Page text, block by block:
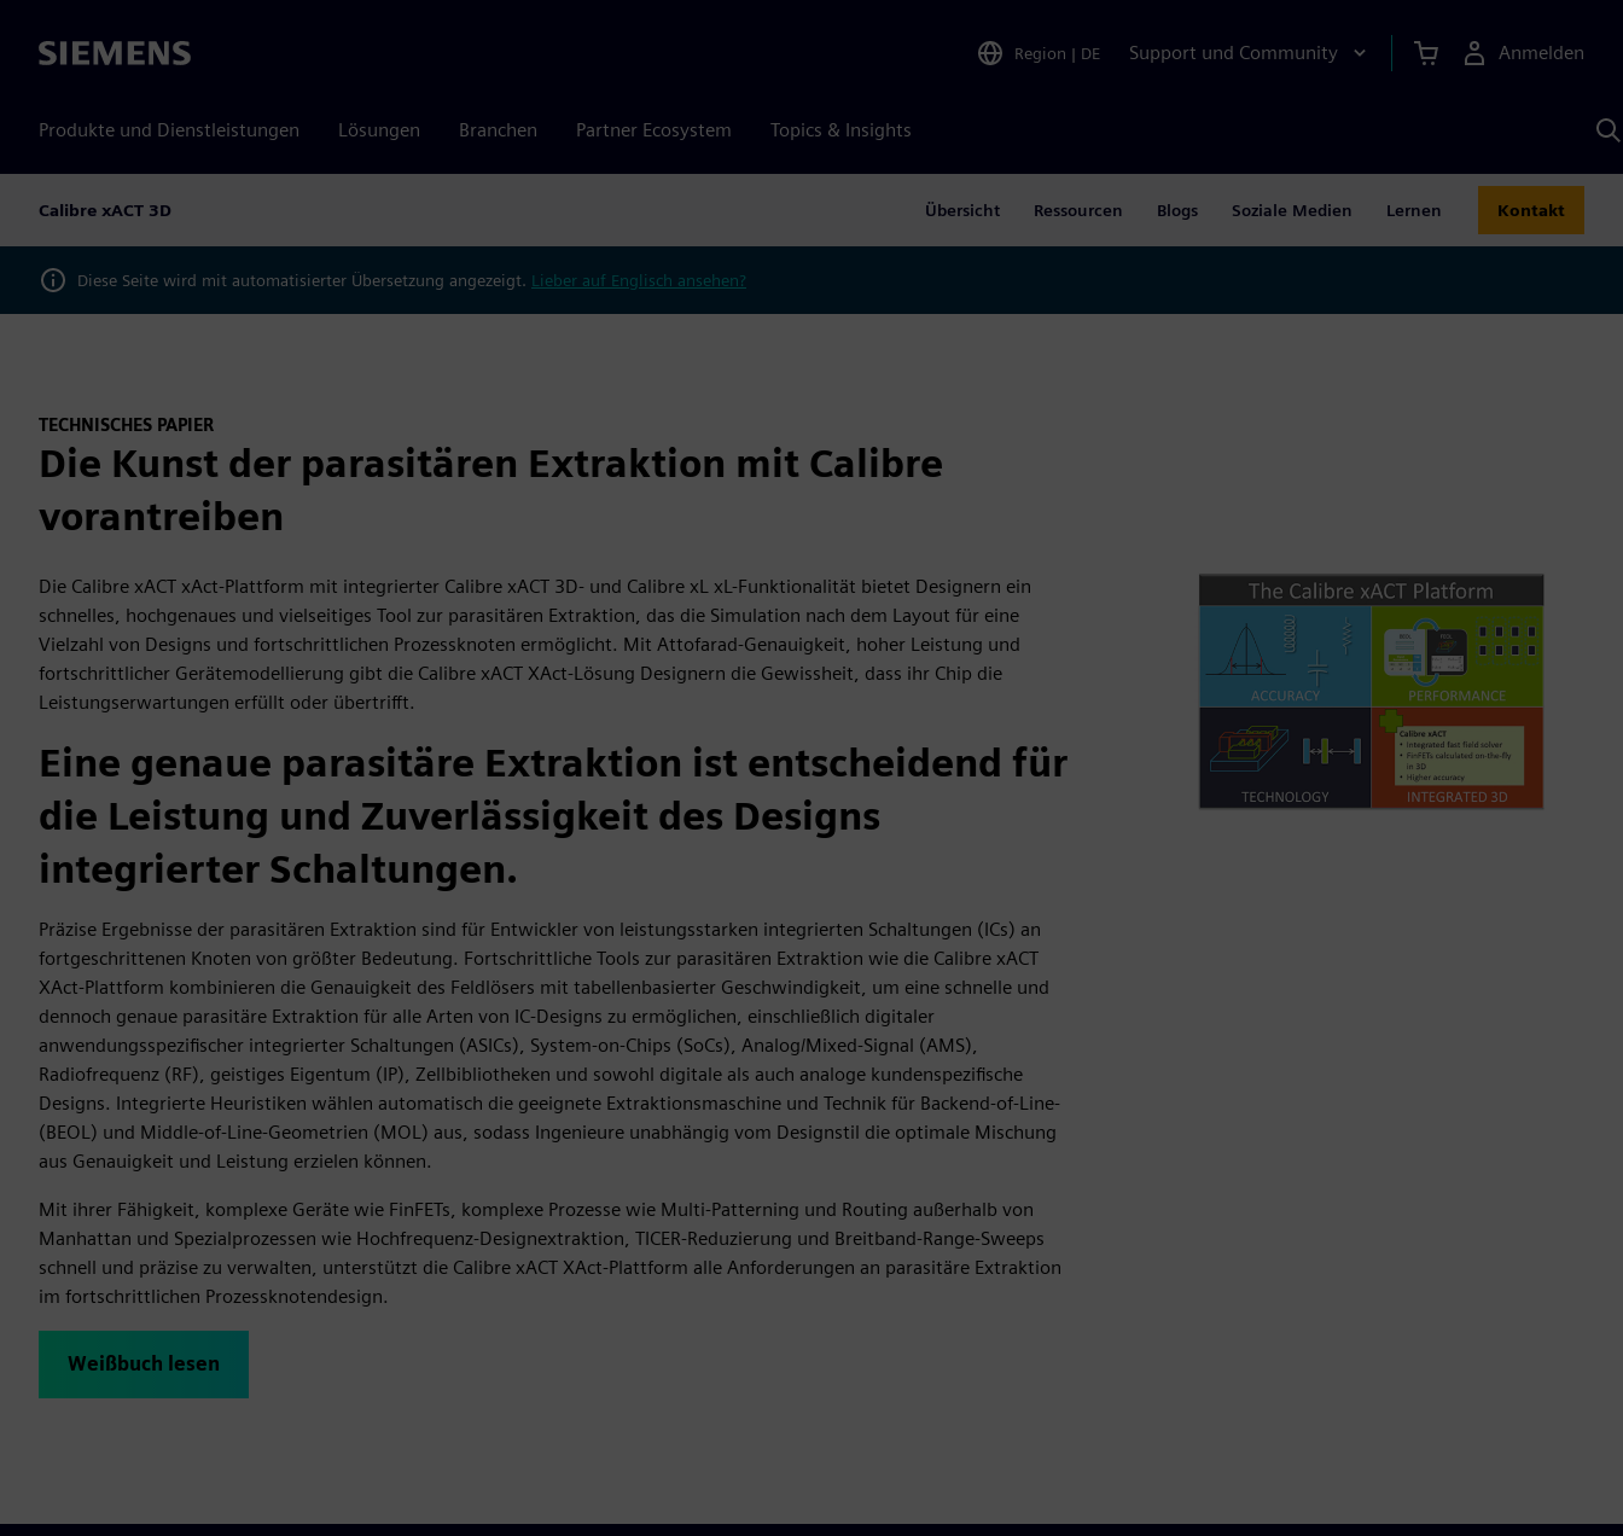
Siemens Region | DE Support und Community Anmelden
Produkte und Dienstleistungen Lösungen Branchen Partner Ecosystem Topics & Insights
KI
Calibre xACT 3D Übersicht Ressourcen Blogs Soziale Medien Lernen Kontakt
Diese Seite wird mit automatisierter Übersetzung angezeigt. Lieber auf Englisch ansehen?
TECHNISCHES PAPIER
Die Kunst der parasitären Extraktion mit Calibre
vorantreiben
Die Calibre xACT xAct-Plattform mit integrierter Calibre xACT 3D- und Calibre xL xL-Funktionalität bietet Designern ein
schnelles, hochgenaues und vielseitiges Tool zur parasitären Extraktion, das die Simulation nach dem Layout für eine
Vielzahl von Designs und fortschrittlichen Prozessknoten ermöglicht. Mit Attofarad-Genauigkeit, hoher Leistung und
fortschrittlicher Gerätemodellierung gibt die Calibre xACT XAct-Lösung Designern die Gewissheit, dass ihr Chip die
Leistungserwartungen erfüllt oder übertrifft.
Eine genaue parasitäre Extraktion ist entscheidend für
die Leistung und Zuverlässigkeit des Designs
integrierter Schaltungen.
Präzise Ergebnisse der parasitären Extraktion sind für Entwickler von leistungsstarken integrierten Schaltungen (ICs) an
fortgeschrittenen Knoten von größter Bedeutung. Fortschrittliche Tools zur parasitären Extraktion wie die Calibre xACT
XAct-Plattform kombinieren die Genauigkeit des Feldlösers mit tabellenbasierter Geschwindigkeit, um eine schnelle und
dennoch genaue parasitäre Extraktion für alle Arten von IC-Designs zu ermöglichen, einschließlich digitaler
anwendungsspezifischer integrierter Schaltungen (ASICs), System-on-Chips (SoCs), Analog/Mixed-Signal (AMS),
Radiofrequenz (RF), geistiges Eigentum (IP), Zellbibliotheken und sowohl digitale als auch analoge kundenspezifische
Designs. Integrierte Heuristiken wählen automatisch die geeignete Extraktionsmaschine und Technik für Backend-of-Line-
(BEOL) und Middle-of-Line-Geometrien (MOL) aus, sodass Ingenieure unabhängig vom Designstil die optimale Mischung
aus Genauigkeit und Leistung erzielen können.
Mit ihrer Fähigkeit, komplexe Geräte wie FinFETs, komplexe Prozesse wie Multi-Patterning und Routing außerhalb von
Manhattan und Spezialprozessen wie Hochfrequenz-Designextraktion, TICER-Reduzierung und Breitband-Range-Sweeps
schnell und präzise zu verwalten, unterstützt die Calibre xACT XAct-Plattform alle Anforderungen an parasitäre Extraktion
im fortschrittlichen Prozessknotendesign.
Weißbuch lesen